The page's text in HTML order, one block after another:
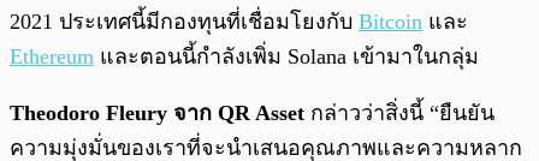
2021 ประเทศนี้มีกองทุนที่เชื่อมโยงกับ Bitcoin และ
Ethereum และตอนนี้กำลังเพิ่ม Solana เข้ามาในกลุ่ม
Theodoro Fleury จาก QR Asset กล่าวว่าสิ่งนี้ “ยืนยัน
ความมุ่งมั่นของเราที่จะนำเสนอคุณภาพและความหลาก